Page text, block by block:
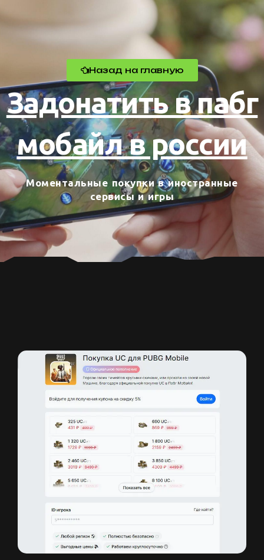
Назад на главную
Задонатить в пабг
мобайл в россии
Моментальные покупки в иностранные
сервисы и игры